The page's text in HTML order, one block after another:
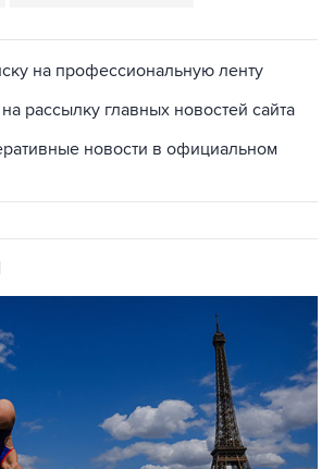
на профессиональную ленту
рассылку главных новостей сайта
новости в официальном